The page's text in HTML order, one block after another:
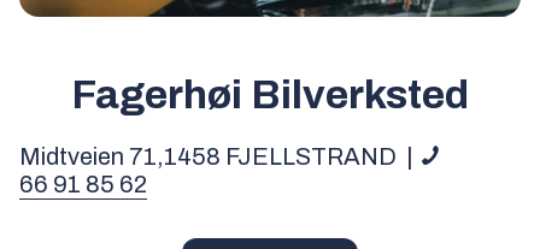
Fagerhøi Bilverksted
Midtveien 71,1458 FJELLSTRAND
66 91 85 62